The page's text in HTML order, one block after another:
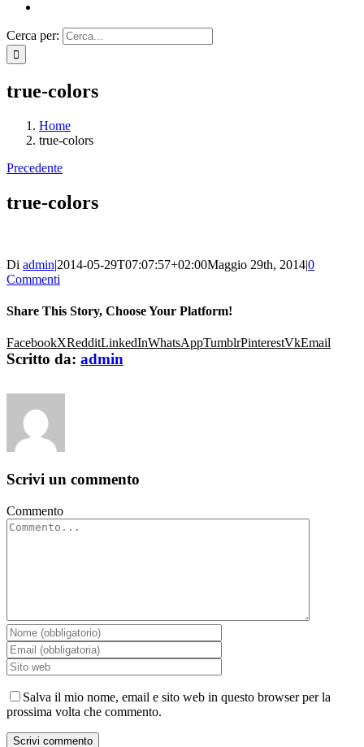
Cerca per:
true-colors
Home
true-colors
Precedente
true-colors
Di admin|2014-05-29T07:07:57+02:00Maggio 29th, 2014|0
Commenti
Share This Story, Choose Your Platform!
FacebookXRedditLinkedInWhatsAppTumblrPinterestVkEmail
Scritto da: admin
Scrivi un commento
Commento
Salva il mio nome, email e sito web in questo browser per la
prossima volta che commento.